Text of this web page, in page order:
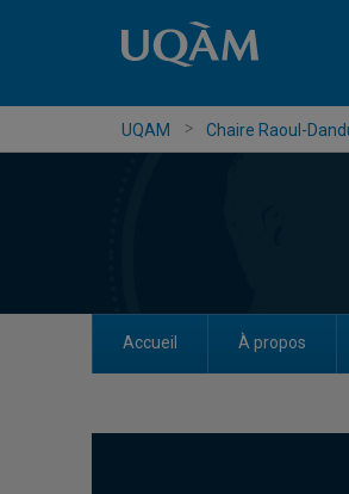
UQAM Chaire Raoul-
Accueil À propos